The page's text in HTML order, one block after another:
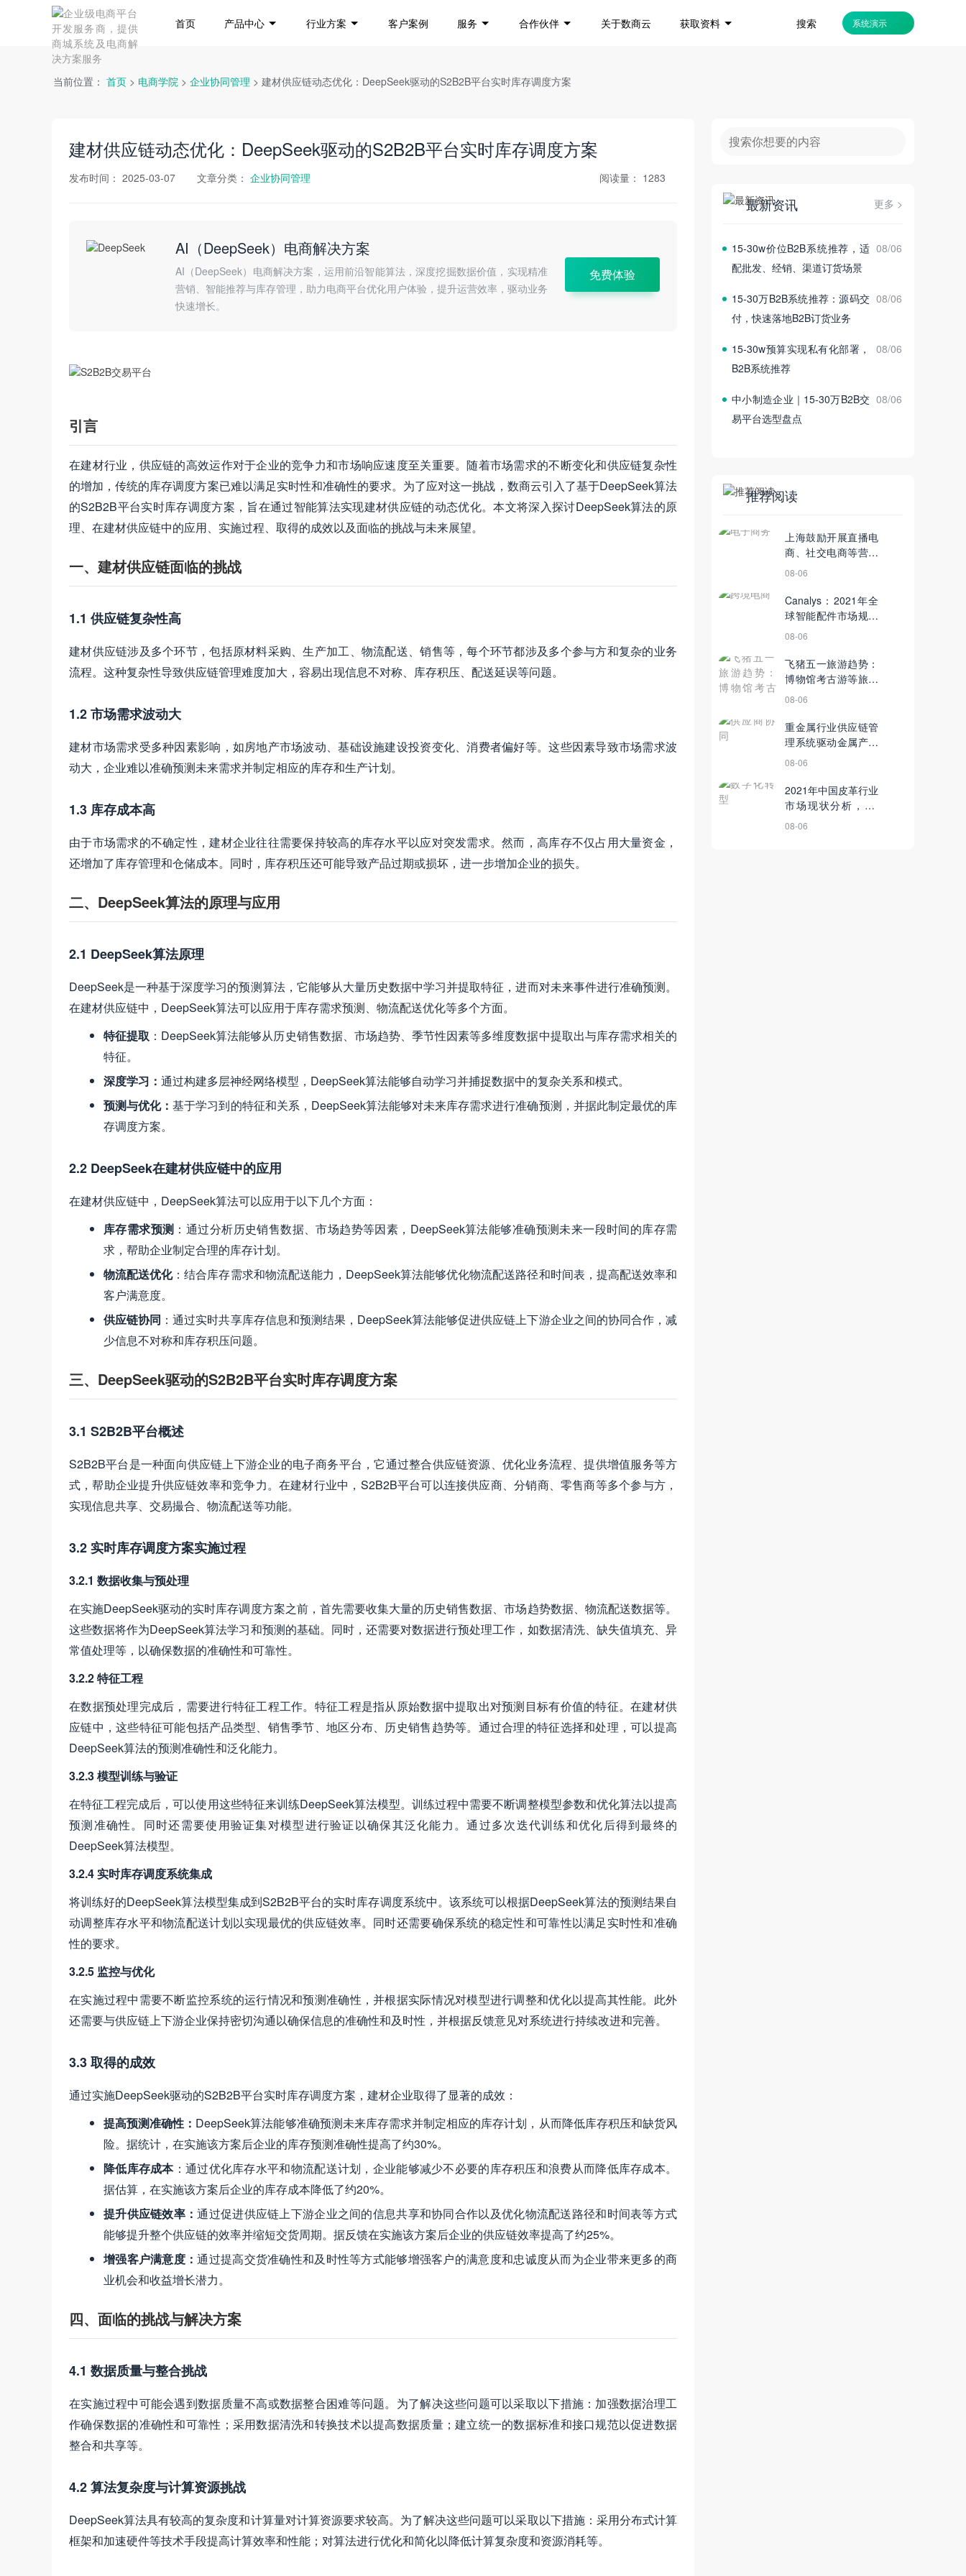
首页 产品中心 行业方案 客户案例 服务 合作伙伴 关于数商云 获取资料 搜索 系统演示
当前位置： 首页 > 电商学院 > 企业协同管理 > 建材供应链动态优化：DeepSeek驱动的S2B2B平台实时库存调度方案
建材供应链动态优化：DeepSeek驱动的S2B2B平台实时库存调度方案
发布时间： 2025-03-07 文章分类： 企业协同管理 阅读量： 1283
AI（DeepSeek）电商解决方案
AI（DeepSeek）电商解决方案，运用前沿智能算法，深度挖掘数据价值，实现精准
营销、智能推荐与库存管理，助力电商平台优化用户体验，提升运营效率，驱动业务
快速增长。
免费体验
引言
在建材行业，供应链的高效运作对于企业的竞争力和市场响应速度至关重要。随着市场需求的不断变化和供应链复杂性
的增加，传统的库存调度方案已难以满足实时性和准确性的要求。为了应对这一挑战，数商云引入了基于DeepSeek算法
的S2B2B平台实时库存调度方案，旨在通过智能算法实现建材供应链的动态优化。本文将深入探讨DeepSeek算法的原
理、在建材供应链中的应用、实施过程、取得的成效以及面临的挑战与未来展望。
一、建材供应链面临的挑战
1.1 供应链复杂性高
建材供应链涉及多个环节，包括原材料采购、生产加工、物流配送、销售等，每个环节都涉及多个参与方和复杂的业务
流程。这种复杂性导致供应链管理难度加大，容易出现信息不对称、库存积压、配送延误等问题。
1.2 市场需求波动大
建材市场需求受多种因素影响，如房地产市场波动、基础设施建设投资变化、消费者偏好等。这些因素导致市场需求波
动大，企业难以准确预测未来需求并制定相应的库存和生产计划。
1.3 库存成本高
由于市场需求的不确定性，建材企业往往需要保持较高的库存水平以应对突发需求。然而，高库存不仅占用大量资金，
还增加了库存管理和仓储成本。同时，库存积压还可能导致产品过期或损坏，进一步增加企业的损失。
二、DeepSeek算法的原理与应用
2.1 DeepSeek算法原理
DeepSeek是一种基于深度学习的预测算法，它能够从大量历史数据中学习并提取特征，进而对未来事件进行准确预测。
在建材供应链中，DeepSeek算法可以应用于库存需求预测、物流配送优化等多个方面。
特征提取 ：DeepSeek算法能够从历史销售数据、市场趋势、季节性因素等多维度数据中提取出与库存需求相关的
特征。
深度学习： 通过构建多层神经网络模型，DeepSeek算法能够自动学习并捕捉数据中的复杂关系和模式。
预测与优化：基于学习到的特征和关系，DeepSeek算法能够对未来库存需求进行准确预测，并据此制定最优的库
存调度方案。
2.2 DeepSeek在建材供应链中的应用
在建材供应链中，DeepSeek算法可以应用于以下几个方面：
库存需求预测 ：通过分析历史销售数据、市场趋势等因素，DeepSeek算法能够准确预测未来一段时间的库存需
求，帮助企业制定合理的库存计划。
物流配送优化：结合库存需求和物流配送能力，DeepSeek算法能够优化物流配送路径和时间表，提高配送效率和
客户满意度。
供应链协同 ：通过实时共享库存信息和预测结果，DeepSeek算法能够促进供应链上下游企业之间的协同合作，减
少信息不对称和库存积压问题。
三、DeepSeek驱动的S2B2B平台实时库存调度方案
3.1 S2B2B平台概述
S2B2B平台是一种面向供应链上下游企业的电子商务平台，它通过整合供应链资源、优化业务流程、提供增值服务等方
式，帮助企业提升供应链效率和竞争力。在建材行业中，S2B2B平台可以连接供应商、分销商、零售商等多个参与方，
实现信息共享、交易撮合、物流配送等功能。
3.2 实时库存调度方案实施过程
3.2.1 数据收集与预处理
在实施DeepSeek驱动的实时库存调度方案之前，首先需要收集大量的历史销售数据、市场趋势数据、物流配送数据等。
这些数据将作为DeepSeek算法学习和预测的基础。同时，还需要对数据进行预处理工作，如数据清洗、缺失值填充、异
常值处理等，以确保数据的准确性和可靠性。
3.2.2 特征工程
在数据预处理完成后，需要进行特征工程工作。特征工程是指从原始数据中提取出对预测目标有价值的特征。在建材供
应链中，这些特征可能包括产品类型、销售季节、地区分布、历史销售趋势等。通过合理的特征选择和处理，可以提高
DeepSeek算法的预测准确性和泛化能力。
3.2.3 模型训练与验证
在特征工程完成后，可以使用这些特征来训练DeepSeek算法模型。训练过程中需要不断调整模型参数和优化算法以提高
预测准确性。同时还需要使用验证集对模型进行验证以确保其泛化能力。通过多次迭代训练和优化后得到最终的
DeepSeek算法模型。
3.2.4 实时库存调度系统集成
将训练好的DeepSeek算法模型集成到S2B2B平台的实时库存调度系统中。该系统可以根据DeepSeek算法的预测结果自
动调整库存水平和物流配送计划以实现最优的供应链效率。同时还需要确保系统的稳定性和可靠性以满足实时性和准确
性的要求。
3.2.5 监控与优化
在实施过程中需要不断监控系统的运行情况和预测准确性，并根据实际情况对模型进行调整和优化以提高其性能。此外
还需要与供应链上下游企业保持密切沟通以确保信息的准确性和及时性，并根据反馈意见对系统进行持续改进和完善。
3.3 取得的成效
通过实施DeepSeek驱动的S2B2B平台实时库存调度方案，建材企业取得了显著的成效：
提高预测准确性： DeepSeek算法能够准确预测未来库存需求并制定相应的库存计划，从而降低库存积压和缺货风
险。据统计，在实施该方案后企业的库存预测准确性提高了约30%。
降低库存成本：通过优化库存水平和物流配送计划，企业能够减少不必要的库存积压和浪费从而降低库存成本。
据估算，在实施该方案后企业的库存成本降低了约20%。
提升供应链效率：通过促进供应链上下游企业之间的信息共享和协同合作以及优化物流配送路径和时间表等方式
能够提升整个供应链的效率并缩短交货周期。据反馈在实施该方案后企业的供应链效率提高了约25%。
增强客户满意度：通过提高交货准确性和及时性等方式能够增强客户的满意度和忠诚度从而为企业带来更多的商
业机会和收益增长潜力。
四、面临的挑战与解决方案
4.1 数据质量与整合挑战
在实施过程中可能会遇到数据质量不高或数据整合困难等问题。为了解决这些问题可以采取以下措施：加强数据治理工
作确保数据的准确性和可靠性；采用数据清洗和转换技术以提高数据质量；建立统一的数据标准和接口规范以促进数据
整合和共享等。
4.2 算法复杂度与计算资源挑战
DeepSeek算法具有较高的复杂度和计算量对计算资源要求较高。为了解决这些问题可以采取以下措施：采用分布式计算
框架和加速硬件等技术手段提高计算效率和性能；对算法进行优化和简化以降低计算复杂度和资源消耗等。
最新资讯 更多 >
15‑30w价位B2B系统推荐，适
配批发、经销、渠道订货场景
08/06
15‑30万B2B系统推荐：源码交
付，快速落地B2B订货业务
08/06
15‑30w预算实现私有化部署，
B2B系统推荐
08/06
中小制造企业｜15‑30万B2B交
易平台选型盘点
08/06
推荐阅读
上海鼓励开展直播电
商、社交电商等营销
新业态；欧冶云商疫
770万吨钢材交易丨4
月14日【电商简讯】
08-06
Canalys：2021年全
球智能配件市场规模
预计将超过5亿台丨
讯】
08-06
飞猪五一旅游趋势：
博物馆考古游等旅行
方式正逐渐成为主流
讯】
08-06
重金属行业供应链管
理系统驱动金属产业
高质量发展，SCM平
建设
08-06
2021年中国皮革行业
市场现状分析，PU
合成革趋势明显
08-06